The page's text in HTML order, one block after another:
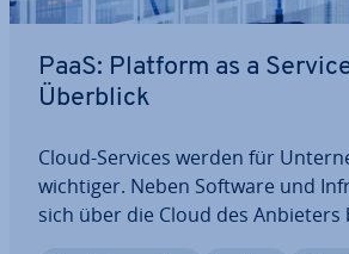
PaaS: Platform as a
Überblick
Cloud-Services werden für
wichtiger. Neben Software und
sich über die Cloud des Anbieters